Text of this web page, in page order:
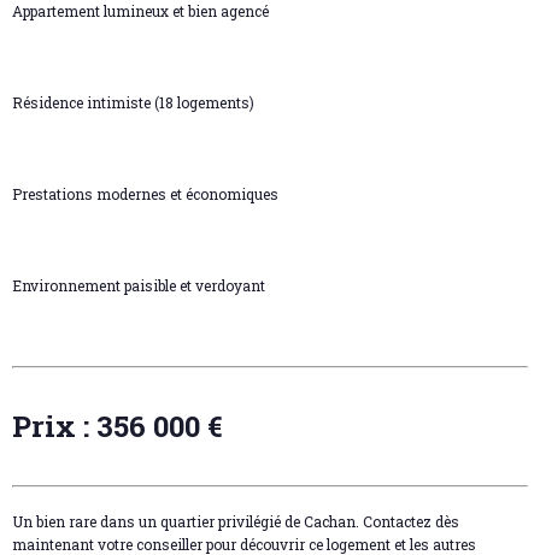
Appartement lumineux et bien agencé
Résidence intimiste (18 logements)
Prestations modernes et économiques
Environnement paisible et verdoyant
Prix : 356 000 €
Un bien rare dans un quartier privilégié de Cachan. Contactez dès
maintenant votre conseiller pour découvrir ce logement et les autres